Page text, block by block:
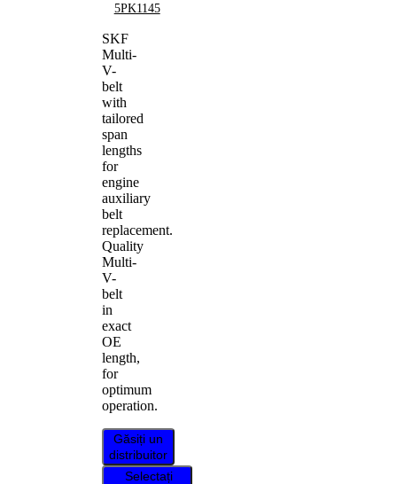
5PK1145
SKF
Multi-
V-
belt
with
tailored
span
lengths
for
engine
auxiliary
belt
replacement.
Quality
Multi-
V-
belt
in
exact
OE
length,
for
optimum
operation.
Găsiți un
distribuitor
Selectați